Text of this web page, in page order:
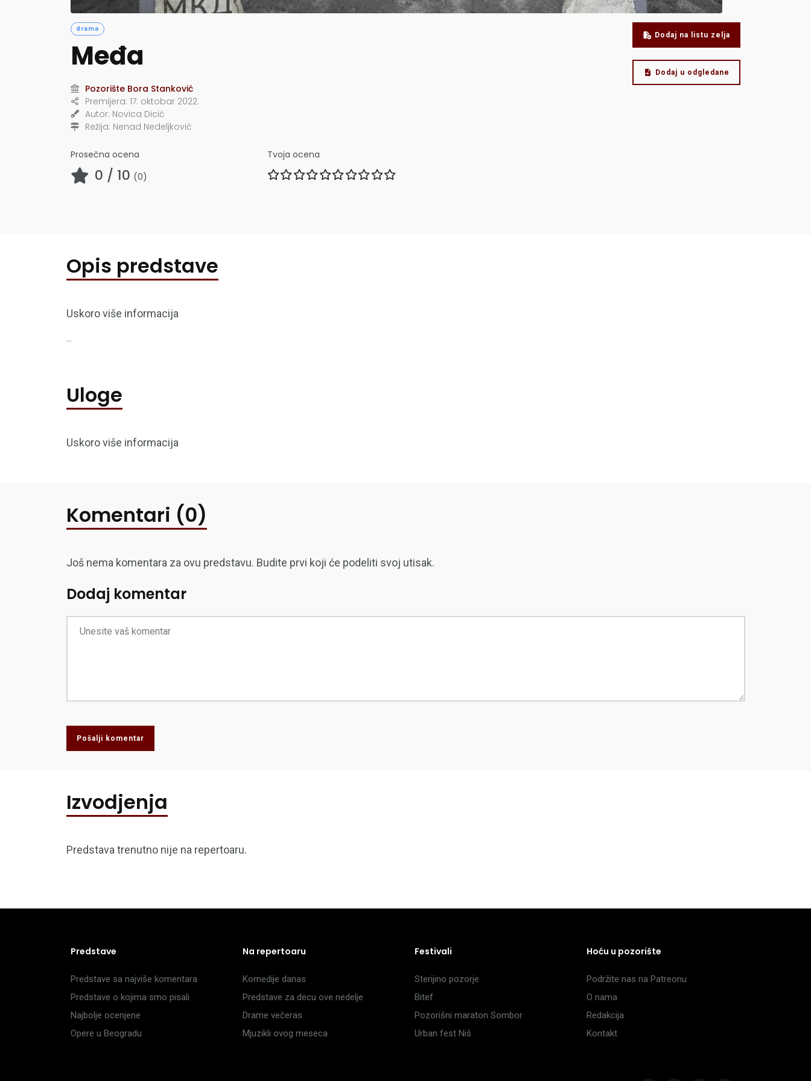
drama
Međa
Pozorište Bora Stanković
Premijera: 17. oktobar 2022.
Autor: Novica Dicić
Režija: Nenad Nedeljković
Prosečna ocena
0 / 10 (0)
Tvoja ocena
Dodaj na listu zelja
Dodaj u odgledane
Opis predstave
Uskoro više informacija
...
Uloge
Uskoro više informacija
Komentari (0)
Još nema komentara za ovu predstavu. Budite prvi koji će podeliti svoj utisak.
Dodaj komentar
Pošalji komentar
Izvodjenja
Predstava trenutno nije na repertoaru.
Predstave
Predstave sa najviše komentara
Predstave o kojima smo pisali
Najbolje ocenjene
Opere u Beogradu
Na repertoaru
Komedije danas
Predstave za decu ove nedelje
Drame večeras
Mjuzikli ovog meseca
Festivali
Sterijino pozorje
Bitef
Pozorišni maraton Sombor
Urban fest Niš
Hoću u pozorište
Podržite nas na Patreonu
O nama
Redakcija
Kontakt